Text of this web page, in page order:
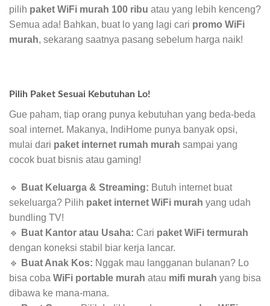
pilih paket WiFi murah 100 ribu atau yang lebih kenceng?
Semua ada! Bahkan, buat lo yang lagi cari promo WiFi
murah, sekarang saatnya pasang sebelum harga naik!
Pilih Paket Sesuai Kebutuhan Lo!
Gue paham, tiap orang punya kebutuhan yang beda-beda
soal internet. Makanya, IndiHome punya banyak opsi,
mulai dari paket internet rumah murah sampai yang
cocok buat bisnis atau gaming!
🔹 Buat Keluarga & Streaming: Butuh internet buat
sekeluarga? Pilih paket internet WiFi murah yang udah
bundling TV!
🔹
Buat Kantor atau Usaha: Cari paket WiFi termurah
dengan koneksi stabil biar kerja lancar.
🔹
Buat Anak Kos: Nggak mau langganan bulanan? Lo
bisa coba WiFi portable murah atau mifi murah yang bisa
dibawa ke mana-mana.